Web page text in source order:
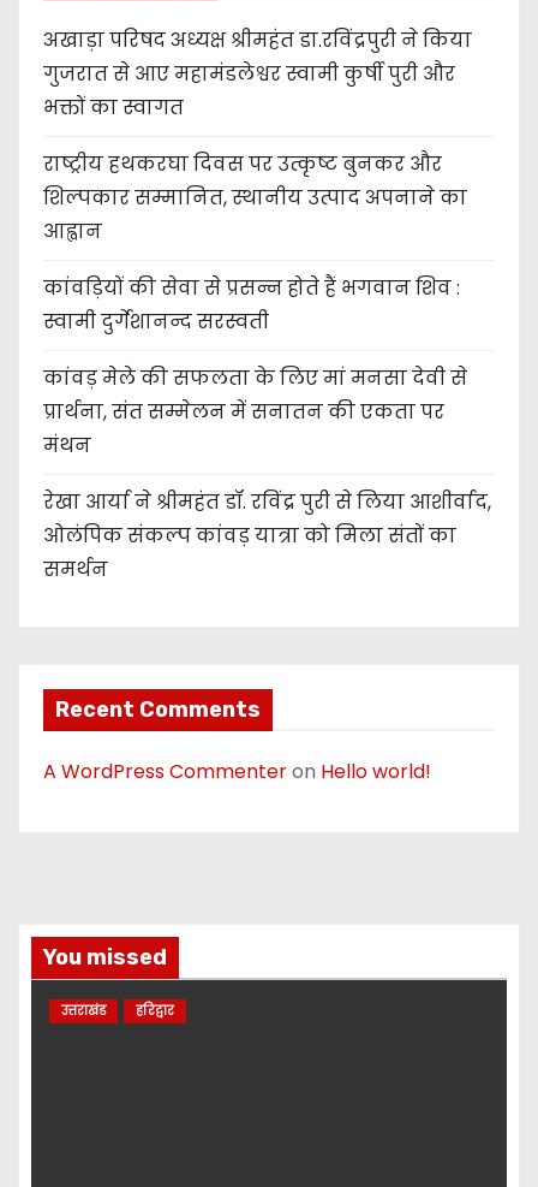
अखाड़ा परिषद अध्यक्ष श्रीमहंत डा.रविंद्रपुरी ने किया
गुजरात से आए महामंडलेश्वर स्वामी कुर्षी पुरी और
भक्तों का स्वागत
राष्ट्रीय हथकरघा दिवस पर उत्कृष्ट बुनकर और
शिल्पकार सम्मानित, स्थानीय उत्पाद अपनाने का
आह्वान
कांवड़ियों की सेवा से प्रसन्न होते हैं भगवान शिव :
स्वामी दुर्गेशानन्द सरस्वती
कांवड़ मेले की सफलता के लिए मां मनसा देवी से
प्रार्थना, संत सम्मेलन में सनातन की एकता पर
मंथन
रेखा आर्या ने श्रीमहंत डॉ. रविंद्र पुरी से लिया आशीर्वाद,
ओलंपिक संकल्प कांवड़ यात्रा को मिला संतों का
समर्थन
Recent Comments
A WordPress Commenteron Hello world!
You missed
उत्तराखंड हरिद्वार